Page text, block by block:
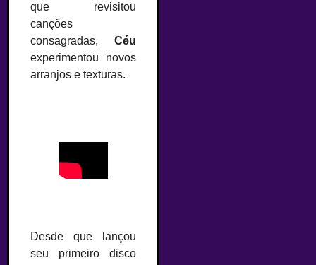
que revisitou
canções
consagradas, Céu
experimentou novos
arranjos e texturas.
Desde que lançou
seu primeiro disco